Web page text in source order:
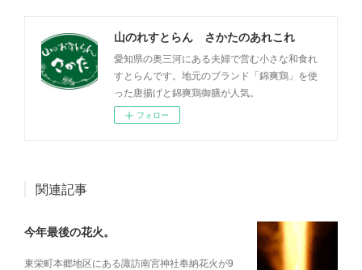
山のれすとらん さかたのあれこれ
愛知県の奥三河にある夫婦で営む小さな和食れ
すとらんです。地元のブランド「錦爽鶏」を使
った唐揚げと錦爽鶏御膳が人気。
フォロー
関連記事
今年最後の花火。
東栄町本郷地区にある諏訪南宮神社奉納花火が9